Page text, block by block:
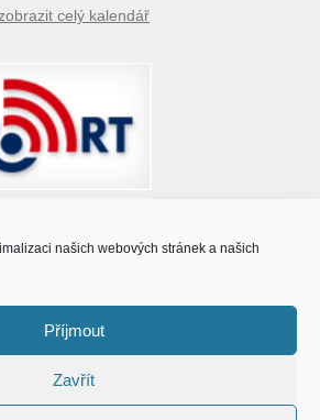
našich webových stránek a našich
Příjmout
Zavřít
celý kalendář